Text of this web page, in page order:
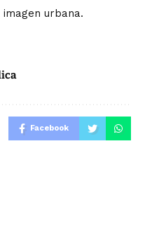
urbana.
Facebook